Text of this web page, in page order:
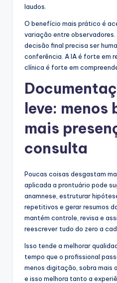
laudos.
O benefício mais prático é
variação entre observadores.
decisão final precisa ser
conferência. A IA é forte em
clínica é forte em
leve:
mais
consulta
Poucas coisas desgastam
aplicada a prontuário pode
anamnese, estruturar
repetitivos e gerar resumos
mantém controle, revisa e
reescrever tudo do zero a
Isso tende a melhorar
tempo que o profissional
menos digitação, sobra
e isso melhora tanto a